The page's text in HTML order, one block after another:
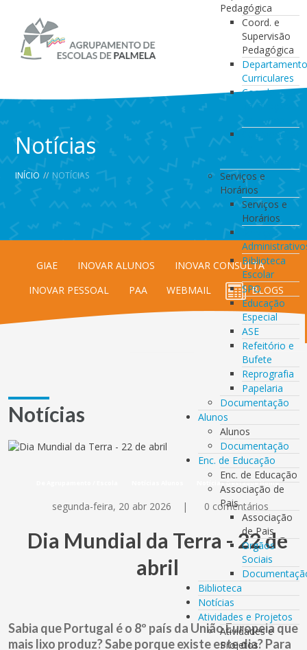
Pedagógica
Coord. e
Supervisão
Pedagógica
Curriculares
Coordenação
da Direção
de Turma
Coordenação
de
Serviços e
Horários
Serviços e
Horários
Serviços
Biblioteca
Escolar
SPO
Educação
Especial
ASE
Refeitório e
Bufete
Reprografia
Papelaria
Documentação
Alunos
Alunos
Documentação
Enc. de Educação
Enc. de Educação
Associação de
Pais
Associação
de Pais
Orgãos
Sociais
Biblioteca
Notícias
Atividades e Projetos
Atividades e
Projetos
Notícias
INÍCIO // NOTÍCIAS
GIAE INOVAR ALUNOS
INOVAR CONSULTA
INOVAR PESSOAL
PAA WEBMAIL BLOGS
Notícias
Notícias Destaque Home
segunda-feira, 20 abr 2026 | 0 comentários
Dia Mundial da Terra - 22 de
abril
Sabia que Portugal é o 8º país da União Europeia que
mais lixo produz? Sabe porque existe este dia? Para